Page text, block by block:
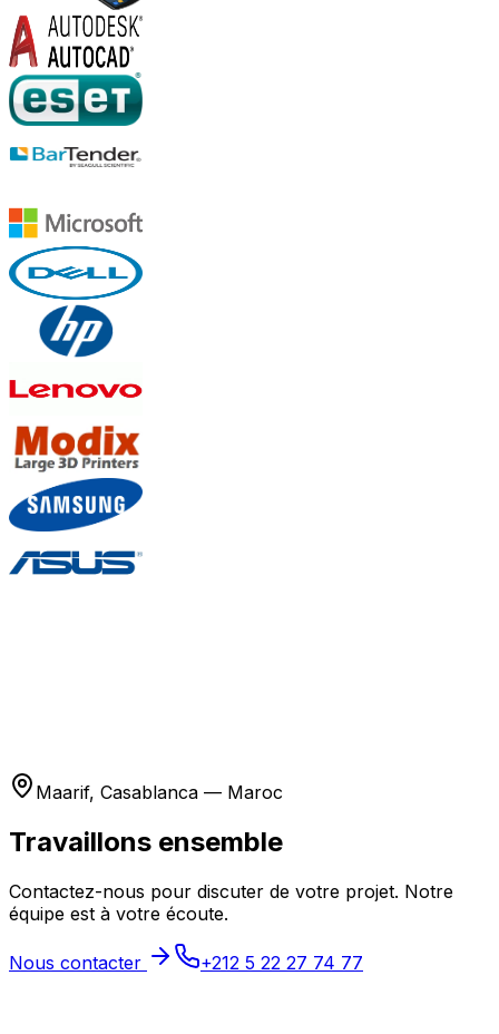
Maarif, Casablanca — Maroc
Travaillons ensemble
Contactez-nous pour discuter de votre projet. Notre
équipe est à votre écoute.
Nous contacter +212 5 22 27 74 77